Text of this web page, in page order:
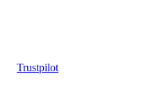
Trustpilot